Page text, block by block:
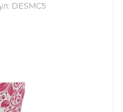
DESMC5